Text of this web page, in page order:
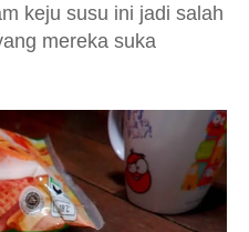
keju susu ini jadi salah
mereka suka